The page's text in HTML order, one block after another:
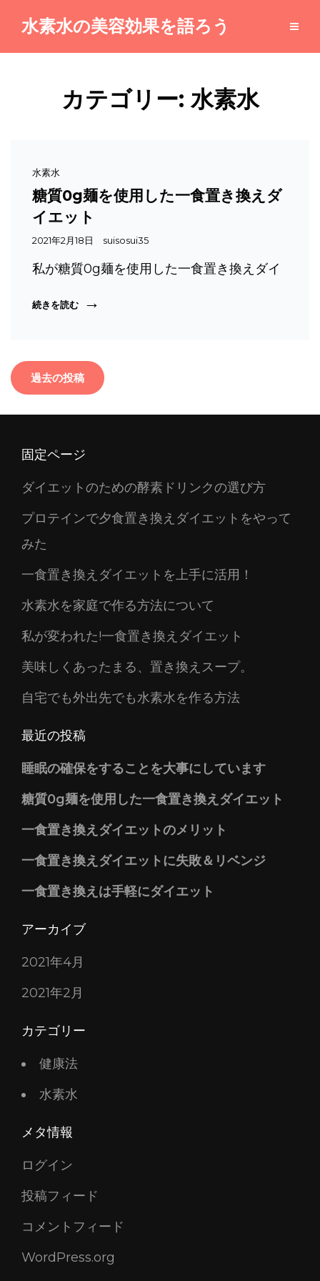
水素水の美容効果を語ろう
カテゴリー:水素水
Cat
Links
水素水
糖質0g麺を使用した一食置き換えダ
イエット
投
日
2021年2月18日 suisosui35
私が糖質0g麺を使用した一食置き換えダイ
続きを読む糖
使
用
た
置
換
ダ
ト
投
稿
ナ
ゲ
シ
ョ
ン
過去の投稿
固定ページ
ダイエットのための酵素ドリンクの選び方
プロテインで夕食置き換えダイエットをやって
みた
一食置き換えダイエットを上手に活用！
水素水を家庭で作る方法について
私が変われた!一食置き換えダイエット
美味しくあったまる、置き換えスープ。
自宅でも外出先でも水素水を作る方法
最近の投稿
睡眠の確保をすることを大事にしています
糖質0g麺を使用した一食置き換えダイエット
一食置き換えダイエットのメリット
一食置き換えダイエットに失敗＆リベンジ
一食置き換えは手軽にダイエット
アーカイブ
2021年4月
2021年2月
カテゴリー
健康法
水素水
メタ情報
ログイン
投稿フィード
コメントフィード
WordPress.org